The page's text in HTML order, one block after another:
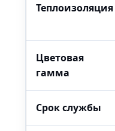
Теплоизоляция
Цветовая
гамма
Срок службы